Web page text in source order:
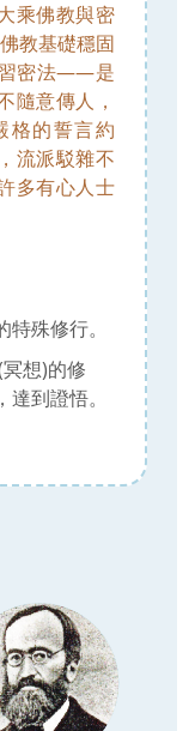
乘佛教與密
教基礎穩固
習密法——是
隨意傳人，
格的誓言約
流派駁雜不
多有心人士
殊修行。
想)的修
到證悟。